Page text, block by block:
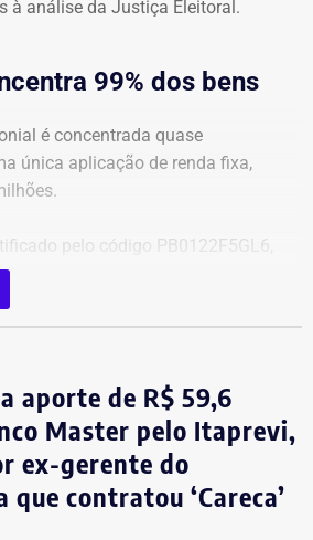
à análise da Justiça Eleitoral.
99% dos bens
é concentrada quase
única aplicação de renda fixa,
pelo código PB0122F5GL6,
de todo o patrimônio
renda fixa em diferentes
além de um depósito bancário no
setor de seguros
aporte de R$ 59,6
Master pelo Itaprevi,
ex-gerente do
contratou ‘Careca’